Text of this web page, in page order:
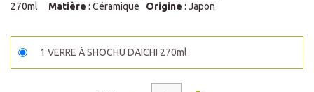
270ml Matière : Céramique Origine : Japon
1 VERRE À SHOCHU DAICHI 270ml